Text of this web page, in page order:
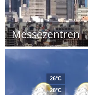
Messezentren
26°C
28°C